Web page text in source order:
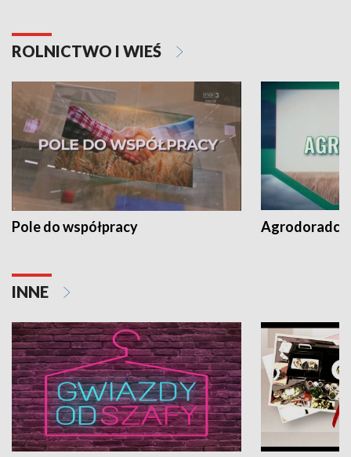
ROLNICTWO I WIEŚ
Pole do współpracy Agrodoradcy
INNE